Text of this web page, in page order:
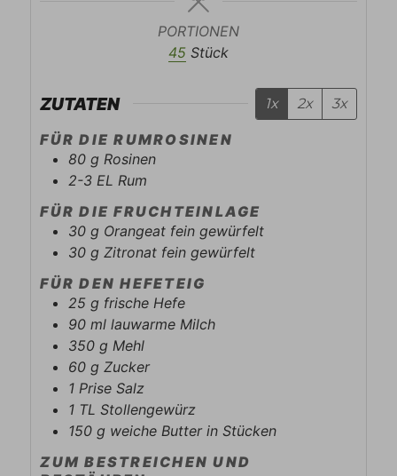
PORTIONEN
45 Stück
ZUTATEN 1x 2x 3x
FÜR DIE RUMROSINEN
80 g Rosinen
2-3 EL Rum
FÜR DIE FRUCHTEINLAGE
30 g Orangeat fein gewürfelt
30 g Zitronat fein gewürfelt
FÜR DEN HEFETEIG
25 g frische Hefe
90 ml lauwarme Milch
350 g Mehl
60 g Zucker
1 Prise Salz
1 TL Stollengewürz
150 g weiche Butter in Stücken
ZUM BESTREICHEN UND